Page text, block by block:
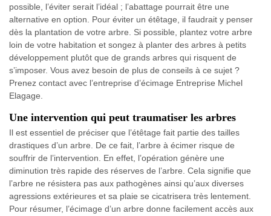
possible, l’éviter serait l’idéal ; l’abattage pourrait être une
alternative en option. Pour éviter un étêtage, il faudrait y penser
dès la plantation de votre arbre. Si possible, plantez votre arbre
loin de votre habitation et songez à planter des arbres à petits
développement plutôt que de grands arbres qui risquent de
s’imposer. Vous avez besoin de plus de conseils à ce sujet ?
Prenez contact avec l’entreprise d’écimage Entreprise Michel
Elagage.
Une intervention qui peut traumatiser les arbres
Il est essentiel de préciser que l’étêtage fait partie des tailles
drastiques d’un arbre. De ce fait, l’arbre à écimer risque de
souffrir de l’intervention. En effet, l’opération génère une
diminution très rapide des réserves de l’arbre. Cela signifie que
l’arbre ne résistera pas aux pathogènes ainsi qu’aux diverses
agressions extérieures et sa plaie se cicatrisera très lentement.
Pour résumer, l’écimage d’un arbre donne facilement accès aux